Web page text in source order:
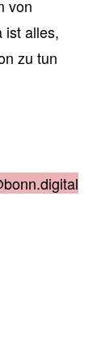
von
ist alles,
zu tun